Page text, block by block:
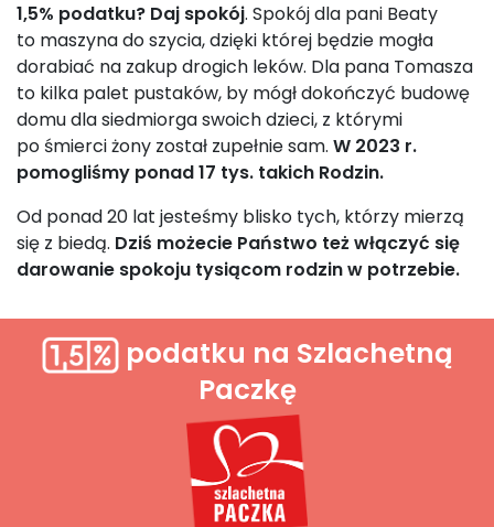
1,5% podatku? Daj spokój. Spokój dla pani Beaty
to maszyna do szycia, dzięki której będzie mogła
dorabiać na zakup drogich leków. Dla pana Tomasza
to kilka palet pustaków, by mógł dokończyć budowę
domu dla siedmiorga swoich dzieci, z którymi
po śmierci żony został zupełnie sam. W 2023 r.
pomogliśmy ponad 17 tys. takich Rodzin.
Od ponad 20 lat jesteśmy blisko tych, którzy mierzą
się z biedą. Dziś możecie Państwo też włączyć się
darowanie spokoju tysiącom rodzin w potrzebie.
podatku na Szlachetną
Paczkę